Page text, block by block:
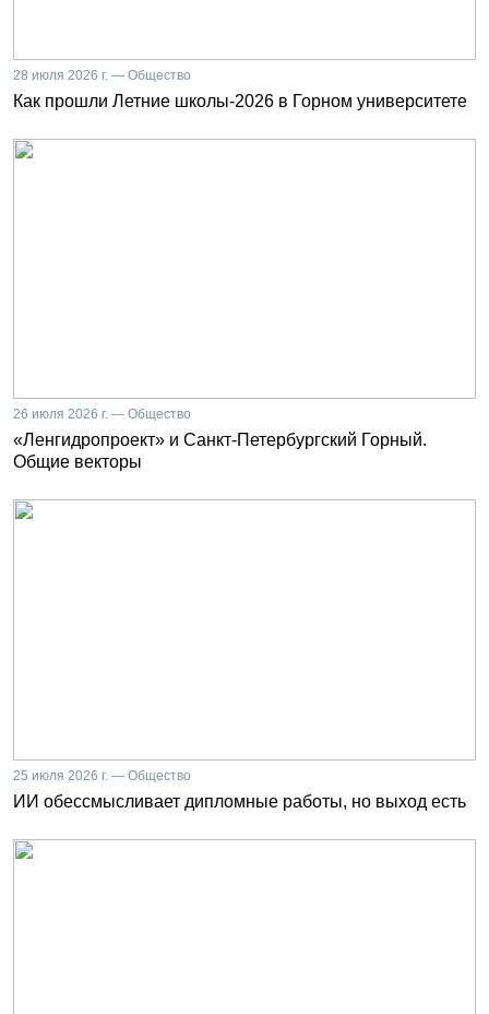
28 июля 2026 г. — Общество
Как прошли Летние школы-2026 в Горном университете
26 июля 2026 г. — Общество
«Ленгидропроект» и Санкт-Петербургский Горный.
Общие векторы
25 июля 2026 г. — Общество
ИИ обессмысливает дипломные работы, но выход есть